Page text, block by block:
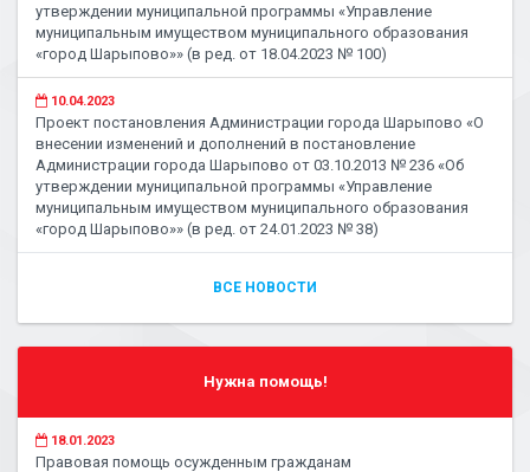
утверждении муниципальной программы «Управление
муниципальным имуществом муниципального образования
«город Шарыпово»» (в ред. от 18.04.2023 № 100)
10.04.2023
Проект постановления Администрации города Шарыпово «О
внесении изменений и дополнений в постановление
Администрации города Шарыпово от 03.10.2013 № 236 «Об
утверждении муниципальной программы «Управление
муниципальным имуществом муниципального образования
«город Шарыпово»» (в ред. от 24.01.2023 № 38)
ВСЕ НОВОСТИ
Нужна помощь!
18.01.2023
Правовая помощь осужденным гражданам